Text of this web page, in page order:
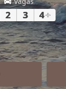
2 3 4+